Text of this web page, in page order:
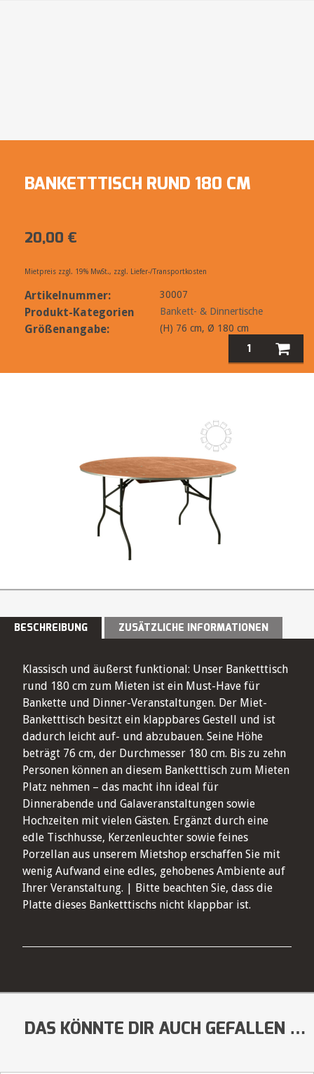
BANKETTTISCH RUND 180 CM
20,00 €
Mietpreis zzgl. 19% MwSt., zzgl. Liefer-/Transportkosten
Artikelnummer: 30007
Produkt-Kategorien Bankett- & Dinnertische
Größenangabe: (H) 76 cm, Ø 180 cm
BESCHREIBUNG ZUSÄTZLICHE INFORMATIONEN
Klassisch und äußerst funktional: Unser Banketttisch
rund 180 cm zum Mieten ist ein Must-Have für
Bankette und Dinner-Veranstaltungen. Der Miet-
Banketttisch besitzt ein klappbares Gestell und ist
dadurch leicht auf- und abzubauen. Seine Höhe
beträgt 76 cm, der Durchmesser 180 cm. Bis zu zehn
Personen können an diesem Banketttisch zum Mieten
Platz nehmen – das macht ihn ideal für
Dinnerabende und Galaveranstaltungen sowie
Hochzeiten mit vielen Gästen. Ergänzt durch eine
edle Tischhusse, Kerzenleuchter sowie feines
Porzellan aus unserem Mietshop erschaffen Sie mit
wenig Aufwand eine edles, gehobenes Ambiente auf
Ihrer Veranstaltung. | Bitte beachten Sie, dass die
Platte dieses Banketttischs nicht klappbar ist.
DAS KÖNNTE DIR AUCH GEFALLEN …